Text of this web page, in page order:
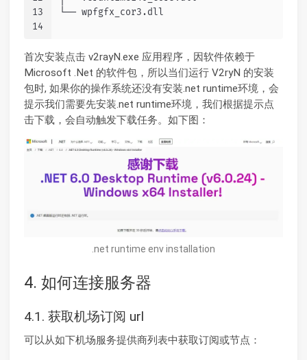
13
14
└── wpfgfx_cor3.dll
首次安装点击 v2rayN.exe 应用程序，因软件依赖于
Microsoft .Net 的软件包，所以当们运行 V2ryN 的安装
包时, 如果你的操作系统还没有安装.net runtime环境，会
提示我们需要先安装.net runtime环境，我们根据提示点
击下载，会自动触发下载任务。如下图：
.net runtime env installation
4. 如何连接服务器
4.1. 获取机场订阅 url
可以从如下机场服务提供商列表中获取订阅或节点：